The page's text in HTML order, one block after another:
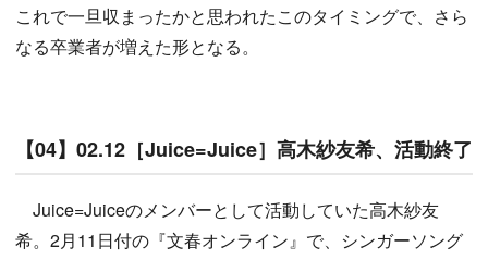
これで一旦収まったかと思われたこのタイミングで、さら
なる卒業者が増えた形となる。
【04】02.12［Juice=Juice］高木紗友希、活動終了
Juice=Juiceのメンバーとして活動していた高木紗友
希。2月11日付の『文春オンライン』で、シンガーソング